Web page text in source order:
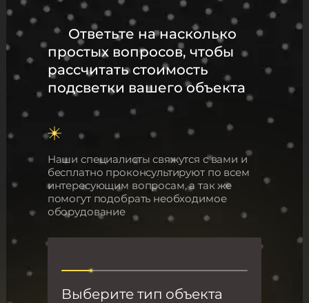
Ответьте на насколько
простых вопросов, чтобы
рассчитать стоимость
подсветки вашего объекта
Наши специалисты свяжутся с вами и
бесплатно проконсультируют по всем
интересующим вопросам, а так же
помогут подобрать необходимое
оборудование
Выберите тип объекта